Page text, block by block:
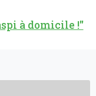
à domicile !"